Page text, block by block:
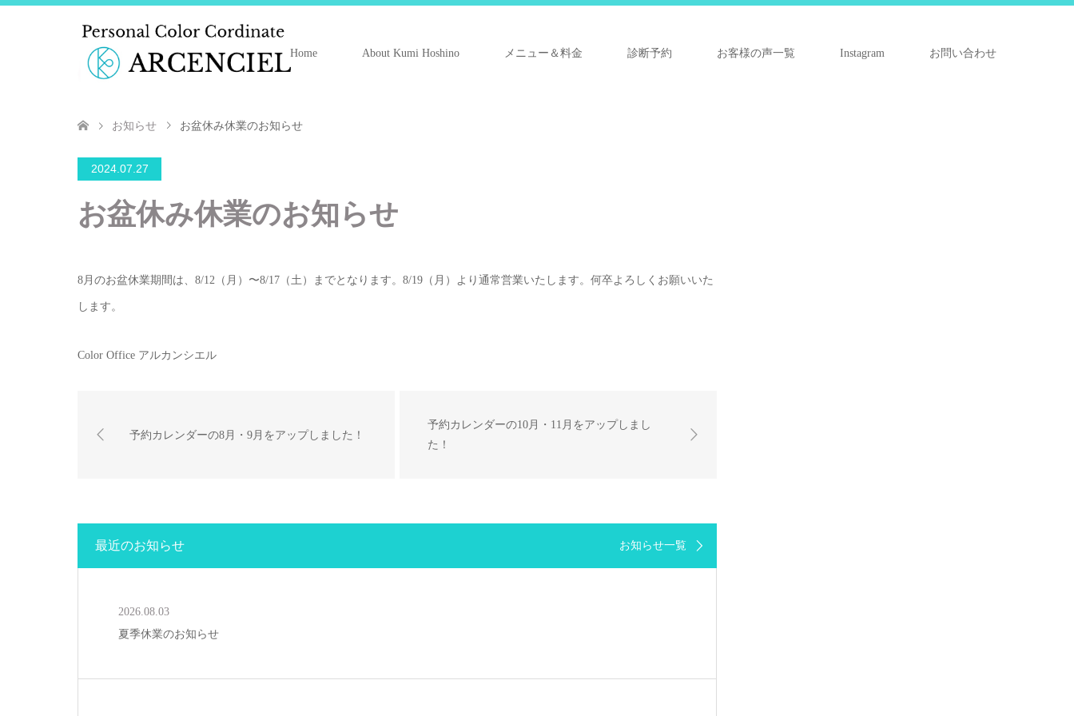
Home About Kumi Hoshino メニュー＆料金 診断予約 お客様の声一覧 Instagram お問い合わせ
お知らせ お盆休み休業のお知らせ
2024.07.27
お盆休み休業のお知らせ
8月のお盆休業期間は、8/12（月）〜8/17（土）までとなります。8/19（月）より通常営業いたします。何卒よろしくお願いいた
します。
Color Office アルカンシエル
予約カレンダーの8月・9月をアップしました！
予約カレンダーの10月・11月をアップしまし
た！
最近のお知らせ お知らせ一覧
2026.08.03
夏季休業のお知らせ